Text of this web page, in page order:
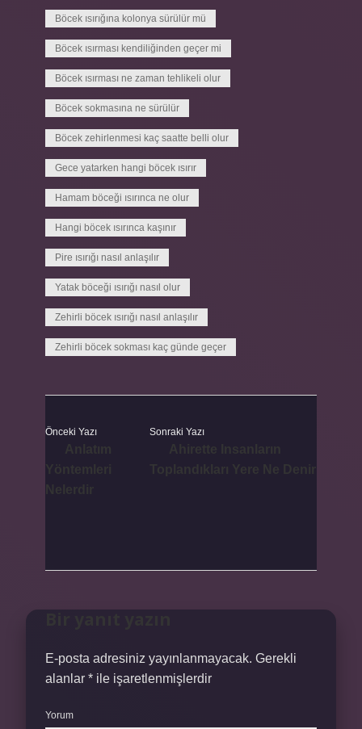
Böcek ısırığına kolonya sürülür mü
Böcek ısırması kendiliğinden geçer mi
Böcek ısırması ne zaman tehlikeli olur
Böcek sokmasına ne sürülür
Böcek zehirlenmesi kaç saatte belli olur
Gece yatarken hangi böcek ısırır
Hamam böceği ısırınca ne olur
Hangi böcek ısırınca kaşınır
Pire ısırığı nasıl anlaşılır
Yatak böceği ısırığı nasıl olur
Zehirli böcek ısırığı nasıl anlaşılır
Zehirli böcek sokması kaç günde geçer
Önceki Yazı Sonraki Yazı
E-posta adresiniz yayınlanmayacak. Gerekli
alanlar * ile işaretlenmişlerdir
Yorum